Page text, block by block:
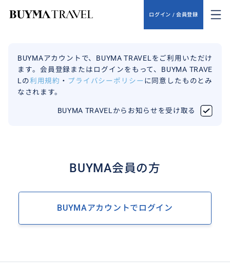
ログイン / 会員登録
BUYMAアカウントで、BUYMA TRAVELをご利用いただけ
ます。会員登録またはログインをもって、BUYMA TRAVE
Lの利用規約 ・ プライバシーポリシー に同意したものとみ
なされます。
BUYMA TRAVELからお知らせを受け取る
BUYMA会員の方
BUYMAアカウントでログイン